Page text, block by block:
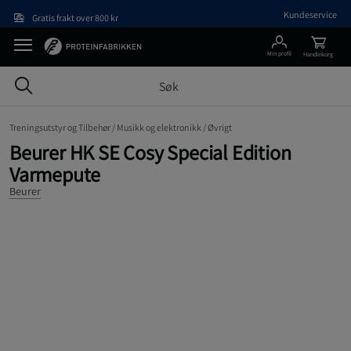
Gratis frakt over 800 kr Kundeservice
Min profil Handlekorg
Treningsutstyr og Tilbehør / Musikk og elektronikk /Øvrigt
Beurer HK SE Cosy Special Edition
Varmepute
Beurer